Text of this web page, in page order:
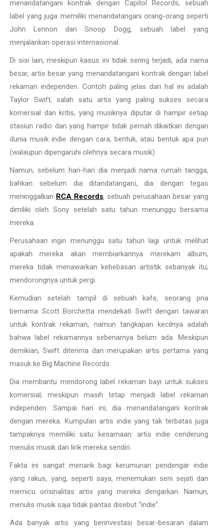
menandatangani kontrak dengan Capitol Records, sebuah
label yang juga memiliki menandatangani orang-orang seperti
John Lennon dan Snoop Dogg, sebuah label yang
menjalankan operasi internasional.
Di sisi lain, meskipun kasus ini tidak sering terjadi, ada nama
besar, artis besar yang menandatangani kontrak dengan label
rekaman independen. Contoh paling jelas dari hal ini adalah
Taylor Swift, salah satu artis yang paling sukses secara
komersial dan kritis, yang musiknya diputar di hampir setiap
stasiun radio dan yang hampir tidak pernah dikaitkan dengan
dunia musik indie dengan cara, bentuk, atau bentuk apa pun
(walaupun dipengaruhi olehnya secara musik).
Namun, sebelum hari-hari dia menjadi nama rumah tangga,
bahkan sebelum dia ditandatangani, dia dengan tegas
meninggalkan RCA Records, sebuah perusahaan besar yang
dimiliki oleh Sony setelah satu tahun menunggu bersama
mereka.
Perusahaan ingin menunggu satu tahun lagi untuk melihat
apakah mereka akan membiarkannya merekam album,
mereka tidak menawarkan kebebasan artistik sebanyak itu,
mendorongnya untuk pergi.
Kemudian setelah tampil di sebuah kafe, seorang pria
bernama Scott Borchetta mendekati Swift dengan tawaran
untuk kontrak rekaman, namun tangkapan kecilnya adalah
bahwa label rekamannya sebenarnya belum ada. Meskipun
demikian, Swift diterima dan merupakan artis pertama yang
masuk ke Big Machine Records.
Dia membantu mendorong label rekaman bayi untuk sukses
komersial, meskipun masih tetap menjadi label rekaman
independen. Sampai hari ini, dia menandatangani kontrak
dengan mereka. Kumpulan artis indie yang tak terbatas juga
tampaknya memiliki satu kesamaan: artis indie cenderung
menulis musik dan lirik mereka sendiri.
Fakta ini sangat menarik bagi kerumunan pendengar indie
yang rakus, yang, seperti saya, menemukan seni sejati dan
memicu orisinalitas artis yang mereka dengarkan. Namun,
menulis musik saja tidak pantas disebut “indie”.
Ada banyak artis yang berinvestasi besar-besaran dalam